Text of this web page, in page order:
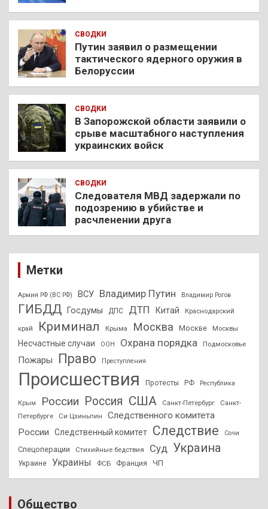
СВОДКИ
Путин заявил о размещении
тактического ядерного оружия в
Белоруссии
СВОДКИ
В Запорожской области заявили о
срыве масштабного наступления
украинских войск
СВОДКИ
Следователя МВД задержали по
подозрению в убийстве и
расчленении друга
Метки
Армия РФ (ВС РФ) ВСУ Владимир Путин Владимир Рогов
ГИБДД Госдумы ДПС ДТП Китай Краснодарский
край Криминал Крыма Москва Москве Москвы
Несчастные случаи ООН Охрана порядка Подмосковье
Пожары Право Преступления
Происшествия Протесты РФ Республика
Крым России Россия США Санкт-Петербург
Санкт-
Петербурге
Си Цзиньпин
Следственного комитета
России
Следственный комитет Следствие Сочи
Спецоперации Стихийные бедствия Суд Украина
Украине Украины ФСБ Франция ЧП
Общество